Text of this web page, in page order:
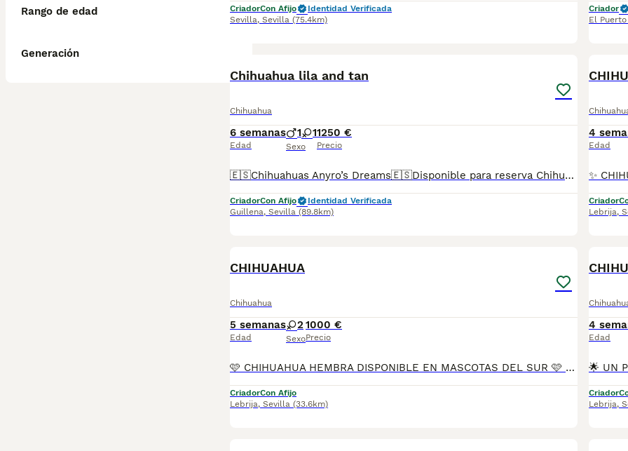
Rango de edad
Generación
CriadorCon Afijo
Identidad Verificada
Sevilla, Sevilla (75.4km)
Criador
El
Chihuahua lila and tan
Chihuahua
6 semanas
Edad
1 1
Sexo
1250 €
Precio
🇪🇸Chihuahuas Anyro’s Dreams🇪🇸Disponible para reserva Chihuahua lila and tan descendientes de las mejores líneas de sangre tanto europeas como asiáticas. Padres con ADN en bases de datos de la RSCE. Si precisan más información contáctanos por el enlace que MundoAnimalia pone a disposición de los usuarias de la plataforma.
CriadorCon Afijo
Identidad Verificada
Guillena, Sevilla (89.8km)
4
Edad
Criador
Lebrija,
CHIHUAHUA
Chihuahua
5 semanas
Edad
2
Sexo
1000 €
Precio
🩷 CHIHUAHUA HEMBRA DISPONIBLE EN MASCOTAS DEL SUR 🩷 Si buscas una compañera pequeña, dulce y llena de personalidad, tenemos disponible una preciosa Chihuahua hembra, criada en ambiente familiar con mucho cariño y los mejores cuidados desde sus primeros días. En Mascotas del Sur contamos con Núcleo Zoológico autorizado, licencia de apertura y código de explotación, garantizando confianza, transparencia y bienestar en cada cachorro. 📍 Sevilla 📞 611 723 226 📸 Instagram: @mimascotasdelsur057 Nuestra cachorrita se entrega: 🐾 Revisada por veterinario. 🐾 Con microchip. 🐾 Pasaporte y cartilla sanitaria. 🐾 Vacunada y desparasitada. 🐾 Contrato con garantías víricas y congénitas. 🚚 Envíos a toda España. (Transporte no incluido en el precio). También disponemos de: 📱 Videollamada antes de la reserva. 🏡 Recogida en nuestras instalaciones. 🔒 Reserva y posibilidad de pago contrareembolso. 💶 El precio publicado es el precio real. Solo buscamos familias responsables que quieran darle un hogar lleno de cariño y dedicación. #Chihuahua #ChihuahuaHembra #ChihuahuaEspaña #CachorrosChihuahua #PerrosDeCompañia #MascotasDelSur057 #MascotasDelSur #CachorrosSevilla #CriaderoAutorizado #NucleoZoologico #PerrosFelices #CachorrosEspaña #AmorAnimal
CriadorCon Afijo
Lebrija, Sevilla (33.6km)
4
Edad
Criador
Lebrija,